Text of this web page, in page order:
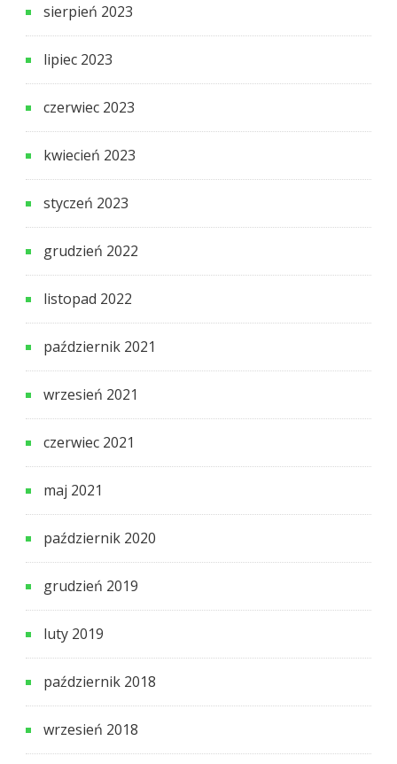
sierpień 2023
lipiec 2023
czerwiec 2023
kwiecień 2023
styczeń 2023
grudzień 2022
listopad 2022
październik 2021
wrzesień 2021
czerwiec 2021
maj 2021
październik 2020
grudzień 2019
luty 2019
październik 2018
wrzesień 2018